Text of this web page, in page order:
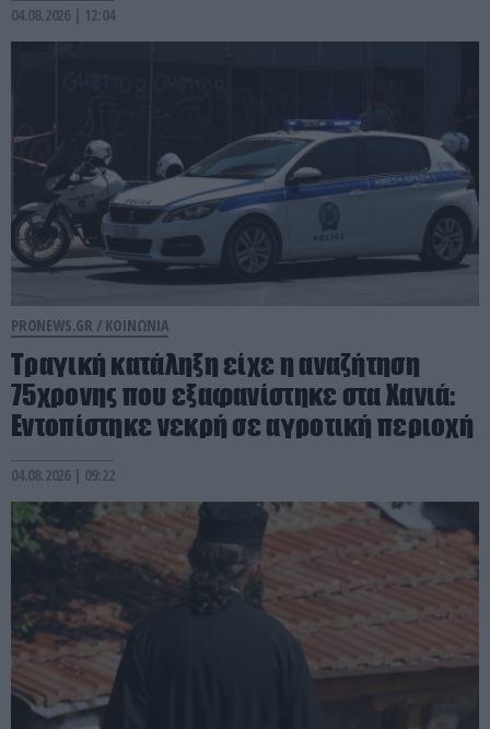
04.08.2026 | 12:04
PRONEWS.GR / ΚΟΙΝΩΝΙΑ
Τραγική κατάληξη είχε η αναζήτηση
75χρονης που εξαφανίστηκε στα Χανιά:
Εντοπίστηκε νεκρή σε αγροτική περιοχή
04.08.2026 | 09:22